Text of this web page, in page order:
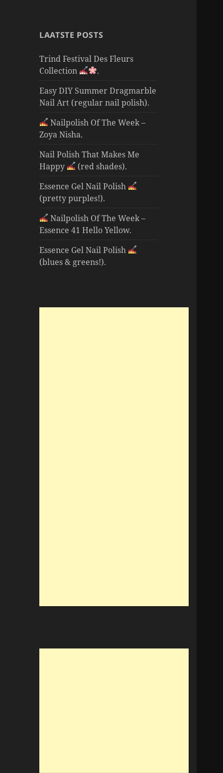
LAATSTE POSTS
Trind Festival Des Fleurs
Collection
.
Easy DIY Summer Dragmarble
Nail Art (regular nail polish).
Nailpolish Of The Week –
Zoya Nisha.
Nail Polish That Makes Me
Happy
(red shades).
Essence Gel Nail Polish
(pretty purples!).
Nailpolish Of The Week –
Essence 41 Hello Yellow.
Essence Gel Nail Polish
(blues & greens!).